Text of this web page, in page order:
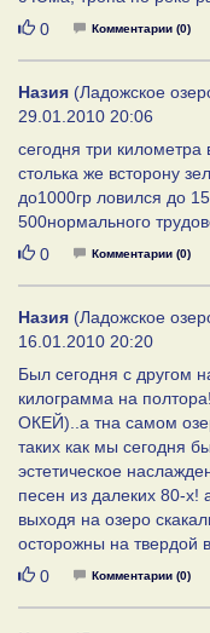
Нравится
0 Комментарии (0)
Назия (Ладожское
29.01.2010 20:06
сегодня три
столька же всторону
до1000гр ловился до
500нормального
Нравится
0 Комментарии (0)
Назия (Ладожское
16.01.2010 20:20
Был сегодня с другом
килограмма на
ОКЕЙ)..а тна самом
таких как мы сегодня
эстетическое
песен из далеких 80-х!
выходя на озеро
осторожны на твердой
Нравится
0 Комментарии (0)